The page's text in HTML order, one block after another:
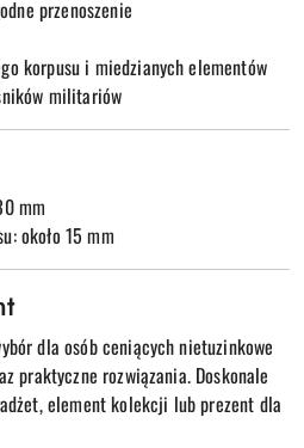
przenoszenie
korpusu i miedzianych elementów
militariów
mm
około 15 mm
dla osób ceniących nietuzinkowe
praktyczne rozwiązania. Doskonale
element kolekcji lub prezent dla